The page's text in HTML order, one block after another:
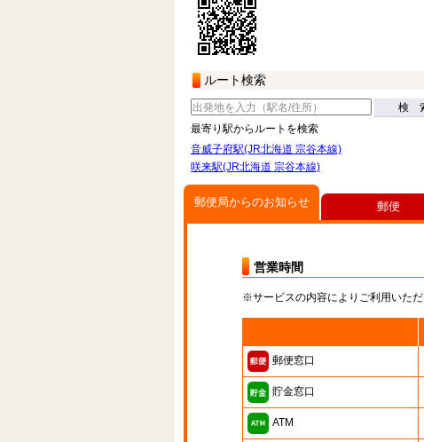
ルート検索
検
最寄り駅からルートを検索
音威子府駅(JR北海道 宗谷本線)
咲来駅(JR北海道 宗谷本線)
郵便局からのお知らせ
営業時間
※サービスの内容によりご利用いた
郵便窓口
貯金窓口
ATM
郵便